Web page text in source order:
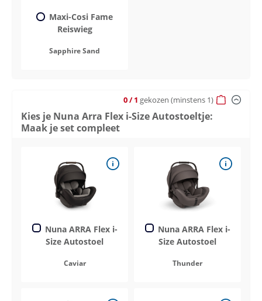
Maxi-Cosi Fame
Reiswieg
Sapphire Sand
Kies je Nuna Arra Flex i-Size Autostoeltje:
Maak je set compleet
0/ 1 gekozen (minstens 1)
Nuna ARRA Flex i-
Size Autostoel
Caviar
Nuna ARRA Flex i-
Size Autostoel
Thunder